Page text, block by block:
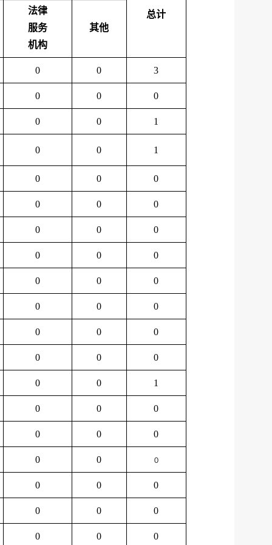
总计
法律
服务
机构
其他
0 0 3
0 0 0
0 0
1
0 0 1
0 0 0
0 0 0
0 0 0
0 0 0
0 0 0
0 0 0
0 0 0
0 0 0
0 0 1
0 0 0
0 0 0
0 0 0
0 0 0
0 0 0
0 0 0